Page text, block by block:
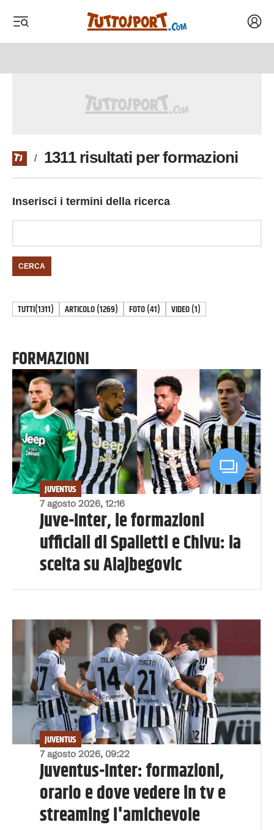
/ 1311 risultati per formazioni
Inserisci i termini della ricerca
CERCA
TUTTI(1311) ARTICOLO(1269) FOTO(41) VIDEO(1)
FORMAZIONI
7 agosto 2026, 12:16
JUVENTUS
Juve-Inter, le formazioni
ufficiali di Spalletti e Chivu: la
scelta su Alajbegovic
7 agosto 2026, 09:22
JUVENTUS
Juventus-Inter: formazioni,
orario e dove vedere in tv e
streaming l'amichevole